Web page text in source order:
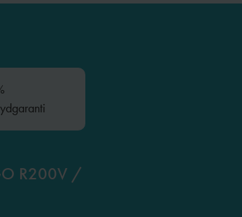
R200V /